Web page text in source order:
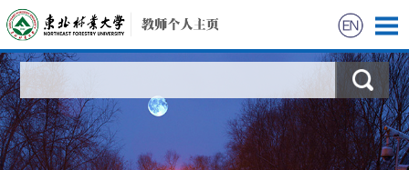
科学研究